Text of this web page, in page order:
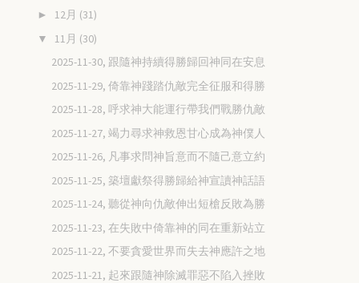
► 12月 (31)
▼ 11月 (30)
2025-11-30, 跟隨神持續得勝歸回神同在安息
2025-11-29, 倚靠神踐踏仇敵完全征服和得勝
2025-11-28, 呼求神大能運行帶我們戰勝仇敵
2025-11-27, 竭力尋求神救恩甘心成為神僕人
2025-11-26, 凡事求問神旨意而不隨己意立約
2025-11-25, 築壇獻祭得勝歸給神宣讀神話語
2025-11-24, 聽從神向仇敵伸出短槍反敗為勝
2025-11-23, 在失敗中倚靠神的同在重新站立
2025-11-22, 不要貪愛世界而失去神應許之地
2025-11-21, 起來跟隨神除滅罪惡不陷入挫敗